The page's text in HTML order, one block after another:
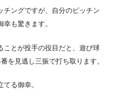
チングですが、自分のピッチン
も驚きます。
ことが投手の役目だと、遊び球
を見逃し三振で打ち取ります。
る御幸。